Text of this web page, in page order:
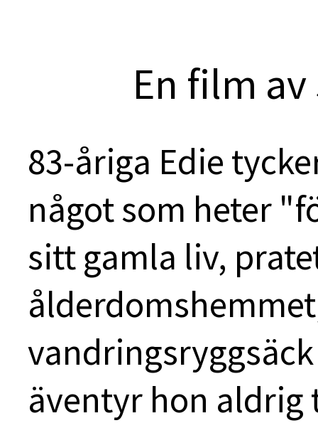
En film
83-åriga Edie
något som heter
sitt gamla liv,
äventyr hon aldrig